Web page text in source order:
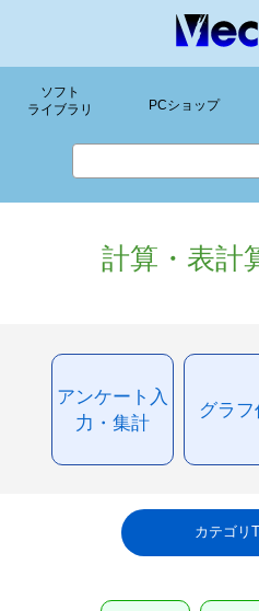
ソフト
ライブラリ
PCショップ
計算・表計
アンケート入
力・集計
グラ
カテゴリ